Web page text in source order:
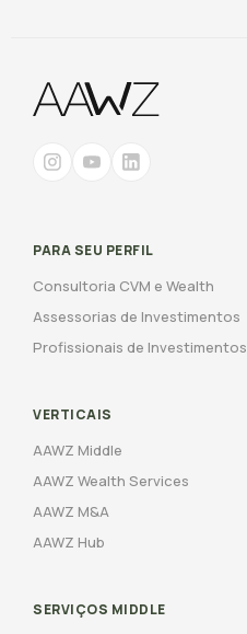
PARA SEU PERFIL
Consultoria CVM e Wealth
Assessorias de Investimentos
Profissionais de Investimentos
VERTICAIS
AAWZ Middle
AAWZ Wealth Services
AAWZ M&A
AAWZ Hub
SERVIÇOS MIDDLE